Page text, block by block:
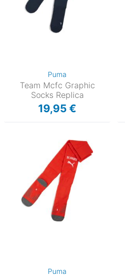
Puma
Team Mcfc Graphic
Socks Replica
19,95 €
Puma